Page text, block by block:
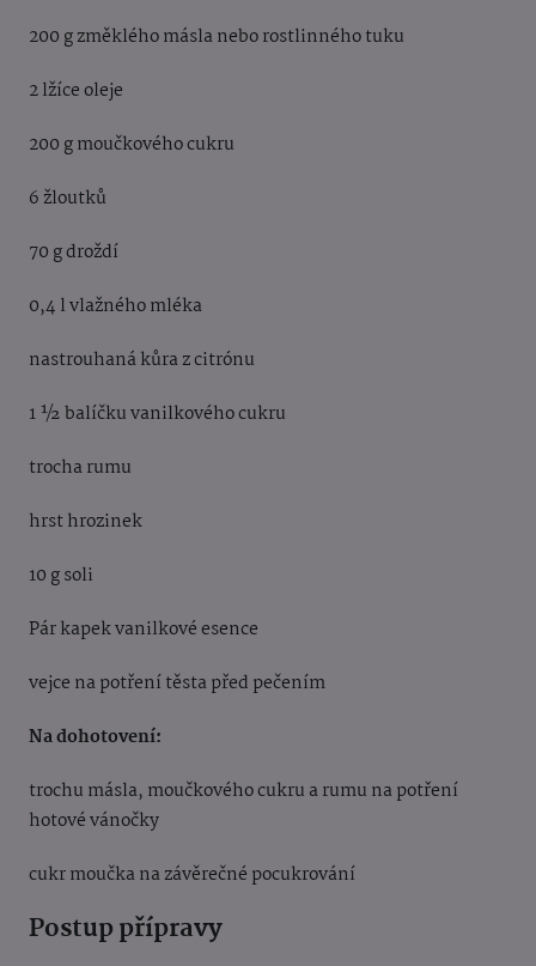
200 g změklého másla nebo rostlinného tuku
2 lžíce oleje
200 g moučkového cukru
6 žloutků
70 g droždí
0,4 l vlažného mléka
nastrouhaná kůra z citrónu
1 ½ balíčku vanilkového cukru
trocha rumu
hrst hrozinek
10 g soli
Pár kapek vanilkové esence
vejce na potření těsta před pečením
Na dohotovení:
trochu másla, moučkového cukru a rumu na potření
hotové vánočky
cukr moučka na závěrečné pocukrování
Postup přípravy